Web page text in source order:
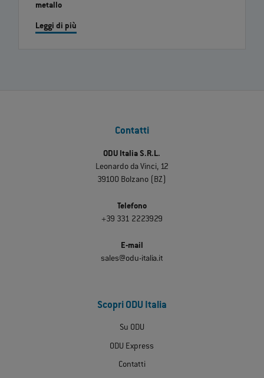
metallo
Leggi di più
Contatti
ODU Italia S.R.L.
Leonardo da Vinci, 12
39100 Bolzano (BZ)
Telefono
+39 331 2223929
E-mail
sales@odu-italia.it
Scopri ODU Italia
Su ODU
ODU Express
Contatti